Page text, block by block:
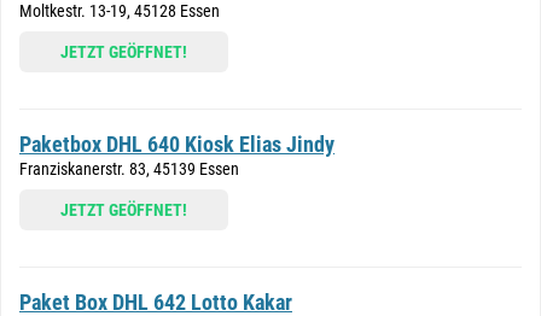
Moltkestr. 13-19, 45128 Essen
JETZT GEÖFFNET!
Paketbox DHL 640 Kiosk Elias Jindy
Franziskanerstr. 83, 45139 Essen
JETZT GEÖFFNET!
Paket Box DHL 642 Lotto Kakar